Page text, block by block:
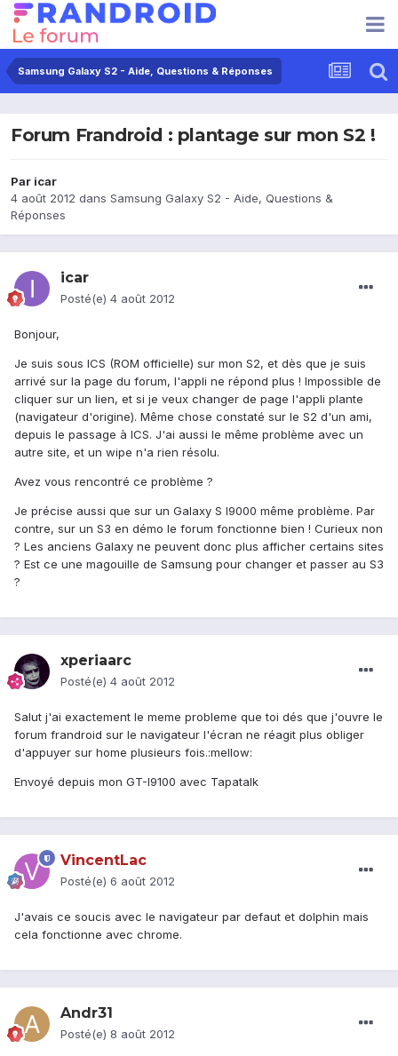
Samsung Galaxy S2 - Aide, Questions & Réponses
Forum Frandroid : plantage sur mon S2 !
Par icar
4 août 2012 dans Samsung Galaxy S2 - Aide, Questions &
Réponses
icar
Posté(e) 4 août 2012
Bonjour,
Je suis sous ICS (ROM officielle) sur mon S2, et dès que je suis
arrivé sur la page du forum, l'appli ne répond plus ! Impossible de
cliquer sur un lien, et si je veux changer de page l'appli plante
(navigateur d'origine). Même chose constaté sur le S2 d'un ami,
depuis le passage à ICS. J'ai aussi le même problème avec un
autre site, et un wipe n'a rien résolu.
Avez vous rencontré ce problème ?
Je précise aussi que sur un Galaxy S I9000 même problème. Par
contre, sur un S3 en démo le forum fonctionne bien ! Curieux non
? Les anciens Galaxy ne peuvent donc plus afficher certains sites
? Est ce une magouille de Samsung pour changer et passer au S3
?
xperiaarc
Posté(e) 4 août 2012
Salut j'ai exactement le meme probleme que toi dés que j'ouvre le
forum frandroid sur le navigateur l'écran ne réagit plus obliger
d'appuyer sur home plusieurs fois.:mellow:
Envoyé depuis mon GT-I9100 avec Tapatalk
VincentLac
Posté(e) 6 août 2012
J'avais ce soucis avec le navigateur par defaut et dolphin mais
cela fonctionne avec chrome.
Andr31
Posté(e) 8 août 2012